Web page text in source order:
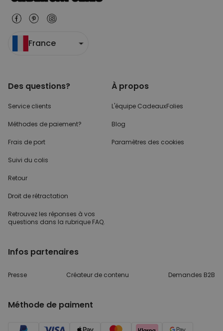
France
Des questions?
Service clients
Méthodes de paiement?
Frais de port
Suivi du colis
Retour
Droit de rétractation
Retrouvez les réponses à vos
questions dans la rubrique FAQ.
À propos
L'équipe CadeauxFolies
Blog
Paramètres des cookies
Infos partenaires
Presse Créateur de contenu Demandes B2B
Méthode de paiment